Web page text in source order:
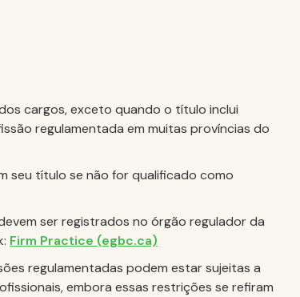
cargos, exceto quando o título inclui
regulamentada em muitas províncias do
seu título se não for qualificado como
ser registrados no órgão regulador da
Firm Practice (egbc.ca)
regulamentadas podem estar sujeitas a
embora essas restrições se refiram